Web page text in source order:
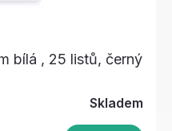
bílá , 25 listů, černý
Skladem